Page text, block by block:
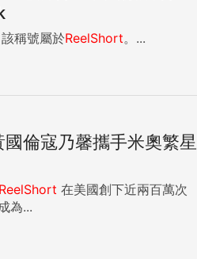
稱號屬於ReelShort。...
倫寇乃馨攜手米奧繁星
ReelShort 在美國創下近兩百萬次
為...